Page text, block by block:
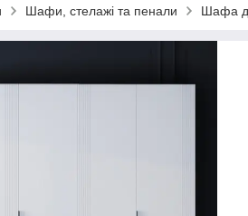
Шафи, стелажі та пенали Шафа